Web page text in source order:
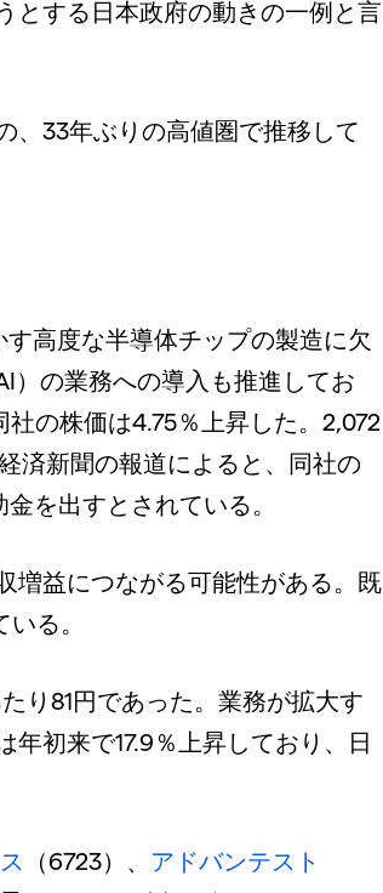
とする日本政府の動きの一例と言
、33年ぶりの高値圏で推移して
高度な半導体チップの製造に欠
）の業務への導入も推進してお
の株価は4.75％上昇した。2,072
済新聞の報道によると、同社の
を出すとされている。
増益につながる可能性がある。既
る。
り81円であった。業務が拡大す
初来で17.9％上昇しており、日
（6723）、 アドバンテスト